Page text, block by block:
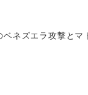
ベネズエラ攻撃と